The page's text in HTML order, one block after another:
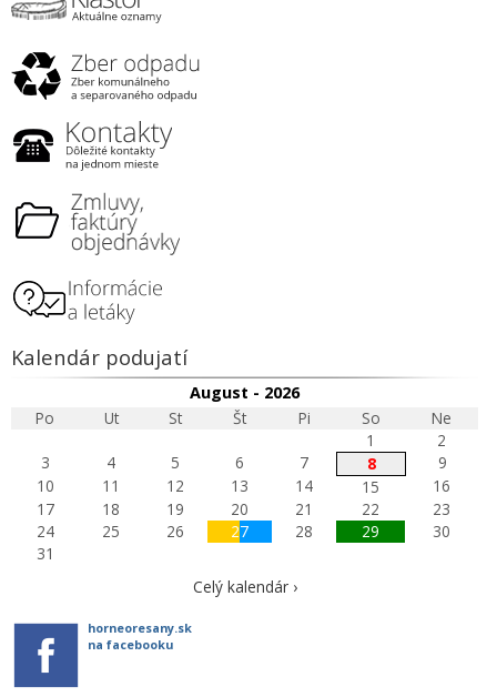
Kalendár podujatí
August - 2026
Po
Ut St Št Pi So
Ne
1
2
3
4 5 6 7 8
9
10
11 12 13 14 15
16
17
18 19 20 21 22
23
24
25 26 27 28 29
30
31
Celý kalendár ›
horneoresany.sk
na facebooku